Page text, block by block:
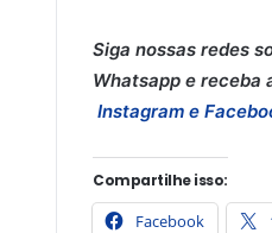
Siga nossas redes
Whatsapp e receba
Instagram e
Compartilhe isso:
Facebook